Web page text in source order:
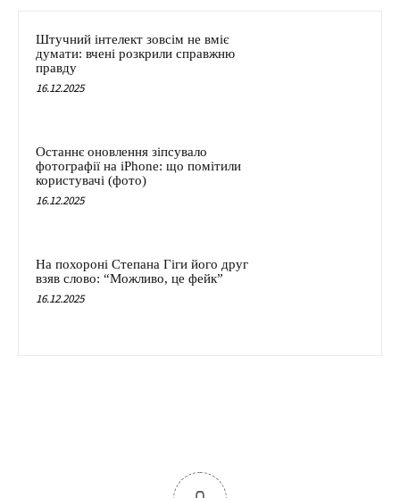
Штучний інтелект зовсім не вміє
думати: вчені розкрили справжню
правду
16.12.2025
Останнє оновлення зіпсувало
фотографії на iPhone: що помітили
користувачі (фото)
16.12.2025
На похороні Степана Гіги його друг
взяв слово: “Можливо, це фейк”
16.12.2025